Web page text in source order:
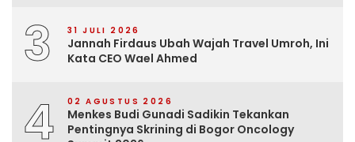
3 31 JULI 2026
Jannah Firdaus Ubah Wajah Travel Umroh, Ini
Kata CEO Wael Ahmed
4 02 AGUSTUS 2026
Menkes Budi Gunadi Sadikin Tekankan
Pentingnya Skrining di Bogor Oncology